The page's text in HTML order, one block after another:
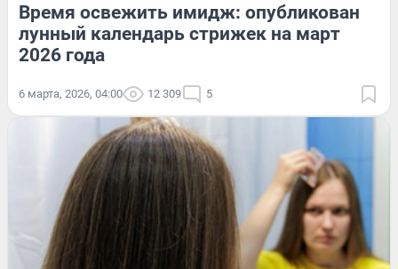
Время освежить имидж: опубликован
лунный календарь стрижек на март
2026 года
6 марта, 2026, 04:00 12 309 5